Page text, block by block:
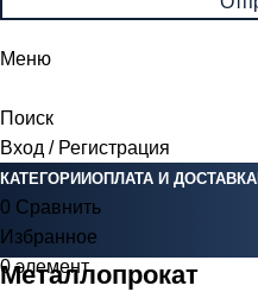
Меню
Поиск
Вход / Регистрация
КАТЕГОРИИОПЛАТА И ДОСТАВКА
0 Сравнить
Избранное
0элемент 0Br
Металлопрокат